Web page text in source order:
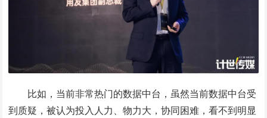
比如，当前非常热门的数据中台，虽然当前数据中台受
到质疑，被认为投入人力、物力大，协同困难，看不到明显